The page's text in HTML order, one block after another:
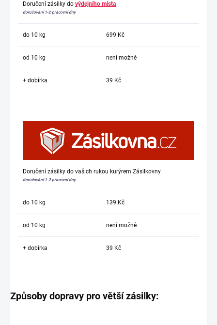
Doručení zásilky do výdejního místa
doručování 1-2 pracovní dny
do 10 kg 699 Kč
od 10 kg není možné
+ dobírka 39 Kč
Doručení zásilky do vašich rukou kurýrem Zásilkovny
doručování 1-2 pracovní dny
do 10 kg 139 Kč
od 10 kg není možné
+ dobírka 39 Kč
Způsoby dopravy pro větší zásilky: